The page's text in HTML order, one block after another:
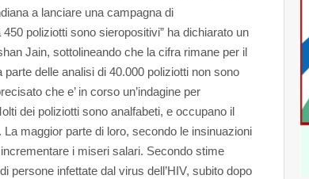
a lanciare una campagna di
poliziotti sono sieropositivi” ha dichiarato un
Jain, sottolineando che la cifra rimane per il
delle analisi di 40.000 poliziotti non sono
che e’ in corso un’indagine per
dei poliziotti sono analfabeti, e occupano il
La maggior parte di loro, secondo le insinuazioni
i miseri salari. Secondo stime
persone infettate dal virus dell’HIV, subito dopo